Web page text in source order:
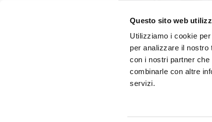
Questo sito web
Utilizziamo i cookie
per analizzare il
con i nostri partner
combinarle con altre
servizi.